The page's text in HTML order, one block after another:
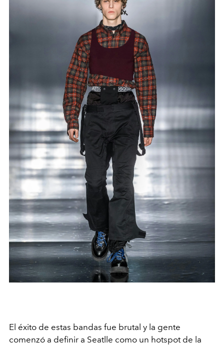
El éxito de estas bandas fue brutal y la gente
comenzó a definir a Seatlle como un hotspot de la